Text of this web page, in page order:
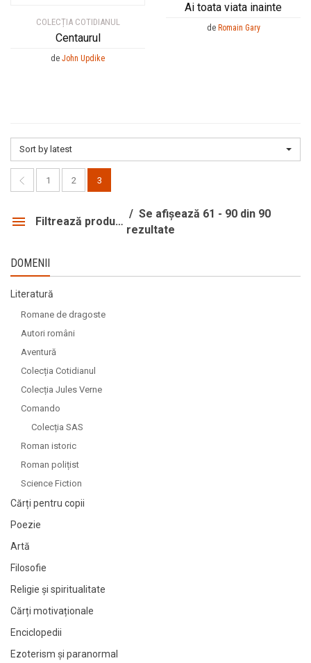
COLECȚIA COTIDIANUL
Centaurul
de John Updike
Ai toata viata inainte
de Romain Gary
Sort by latest
1 2 3
Filtrează produsele
Se afișează 61 - 90 din 90
rezultate
DOMENII
Literatură
Romane de dragoste
Autori români
Aventură
Colecția Cotidianul
Colecția Jules Verne
Comando
Colecția SAS
Roman istoric
Roman polițist
Science Fiction
Cărți pentru copii
Poezie
Artă
Filosofie
Religie și spiritualitate
Cărți motivaționale
Enciclopedii
Ezoterism și paranormal